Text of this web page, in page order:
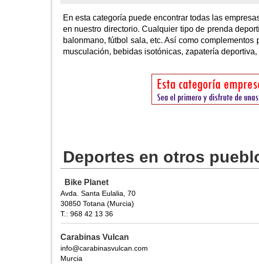
En esta categoría puede encontrar todas las
en nuestro directorio. Cualquier tipo de prenda
balonmano, fútbol sala, etc. Así como
musculación, bebidas isotónicas, zapatería
Deportes en otros
Bike Planet
Avda. Santa Eulalia, 70
30850 Totana (Murcia)
T.: 968 42 13 36
Carabinas Vulcan
info@carabinasvulcan.com
Murcia